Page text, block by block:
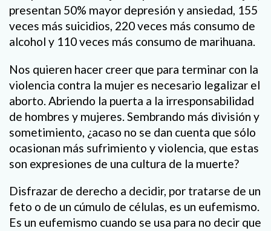
presentan 50% mayor depresión y ansiedad, 155
veces más suicidios, 220 veces más consumo de
alcohol y 110 veces más consumo de marihuana.
Nos quieren hacer creer que para terminar con la
violencia contra la mujer es necesario legalizar el
aborto. Abriendo la puerta a la irresponsabilidad
de hombres y mujeres. Sembrando más división y
sometimiento, ¿acaso no se dan cuenta que sólo
ocasionan más sufrimiento y violencia, que estas
son expresiones de una cultura de la muerte?
Disfrazar de derecho a decidir, por tratarse de un
feto o de un cúmulo de células, es un eufemismo.
Es un eufemismo cuando se usa para no decir que